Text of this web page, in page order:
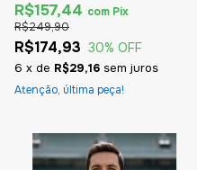
R$174,93
R$249,90
30% OFF
6 x de R$29,16 sem juros
R$157,44 com Pix
Atenção, última peça!